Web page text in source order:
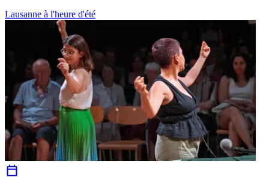
Lausanne à l'heure d'été